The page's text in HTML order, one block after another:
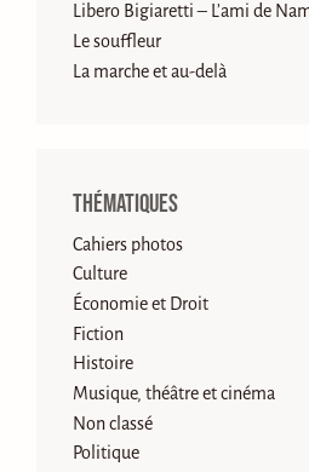
Libero Bigiaretti – L’ami de
Le souffleur
La marche et au-delà
Thématiques
Cahiers photos
Culture
Économie et Droit
Fiction
Histoire
Musique, théâtre et cinéma
Non classé
Politique